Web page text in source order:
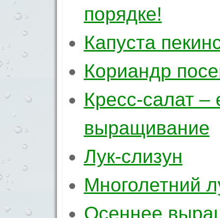
порядке!
Капуста
Кориандр
Кресс-салат –
выращивание
Лук-слизун
Многолетний
Осеннее